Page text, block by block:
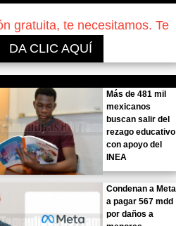
gratuita, te necesitamos. Te
DA CLIC AQUÍ
Más de 481 mil
mexicanos
buscan salir del
rezago educativo
con apoyo del
INEA
Condenan a Meta
a pagar 567 mdd
por daños a